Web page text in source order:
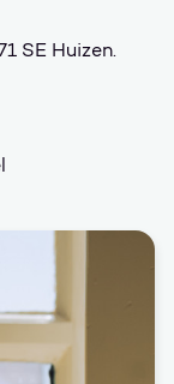
SE Huizen.